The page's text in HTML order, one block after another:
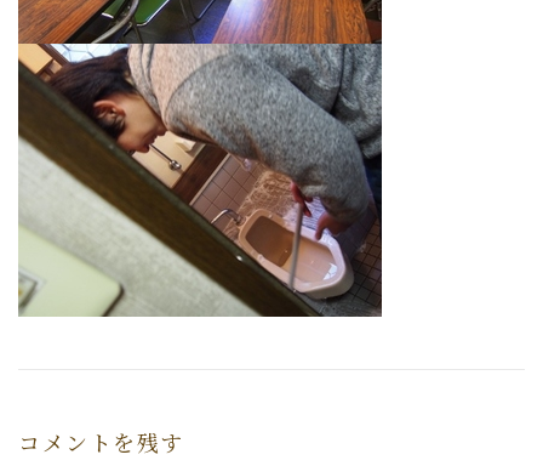
コメントを残す